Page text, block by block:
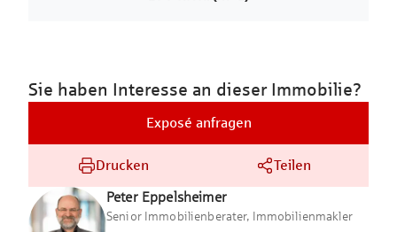
Sie haben Interesse an dieser Immobilie?
Exposé anfragen
Drucken Teilen
Peter Eppelsheimer
Senior Immobilienberater, Immobilienmakler